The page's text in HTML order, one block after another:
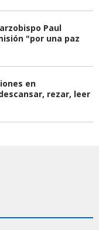
Paul
"por una paz
en
rezar, leer